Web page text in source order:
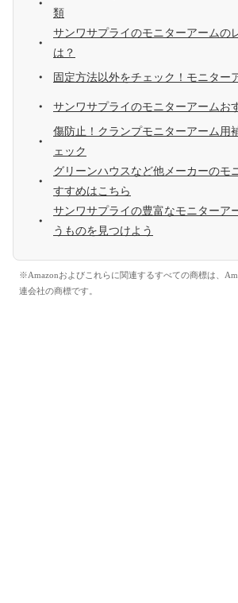
類
サンワサプライのモニターアームの
は？
固定方法以外をチェック！モニター
サンワサプライのモニターアームお
傷防止！クランプモニターアーム用
ェック
グリーンハウスなど他メーカーのモ
すすめはこちら
サンワサプライの豊富なモニターア
うものを見つけよう
※Amazonおよびこれらに関連するすべての商標は、
連会社の商標です。